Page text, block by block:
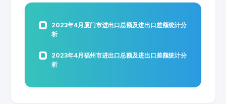
2023年4月厦门市进出口总额及进出口差额统计分
析
2023年4月福州市进出口总额及进出口差额统计分
析